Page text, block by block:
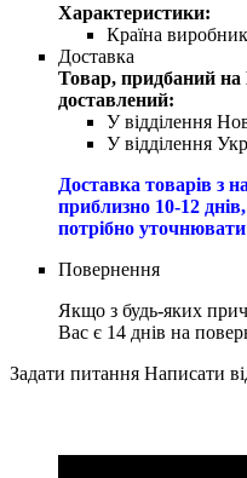
Характеристики:
Країна
Доставка
Товар, придбаний
доставлений:
У відділення
У відділення
Доставка товарів з
приблизно 10-12
потрібно
Повернення
Якщо з будь-яких
Вас є 14 днів на
Задати питання Написати